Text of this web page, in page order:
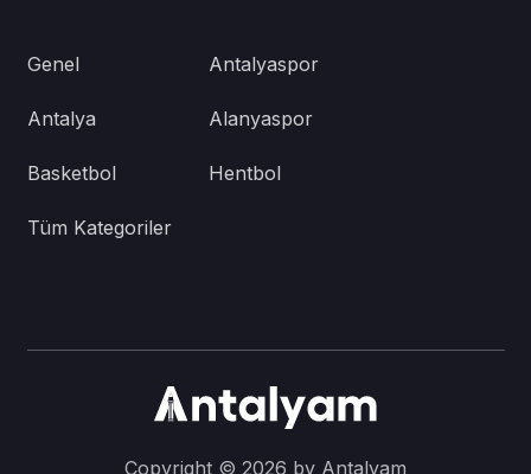
Genel Antalyaspor
Antalya Alanyaspor
Basketbol Hentbol
Tüm Kategoriler
Copyright © 2026 by Antalyam